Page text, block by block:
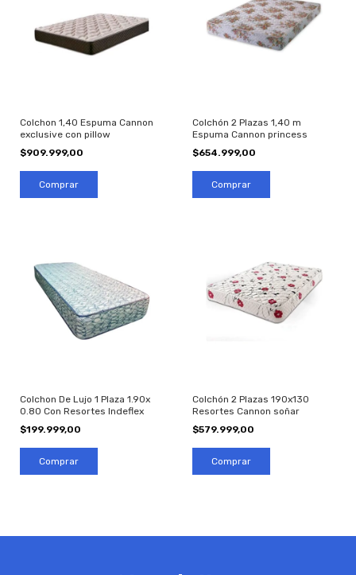
Colchon 1,40 Espuma Cannon
exclusive con pillow
$909.999,00
Colchón 2 Plazas 1,40 m
Espuma Cannon princess
$654.999,00
Colchon De Lujo 1 Plaza 1.90x
0.80 Con Resortes Indeflex
$199.999,00
Colchón 2 Plazas 190x130
Resortes Cannon soñar
$579.999,00